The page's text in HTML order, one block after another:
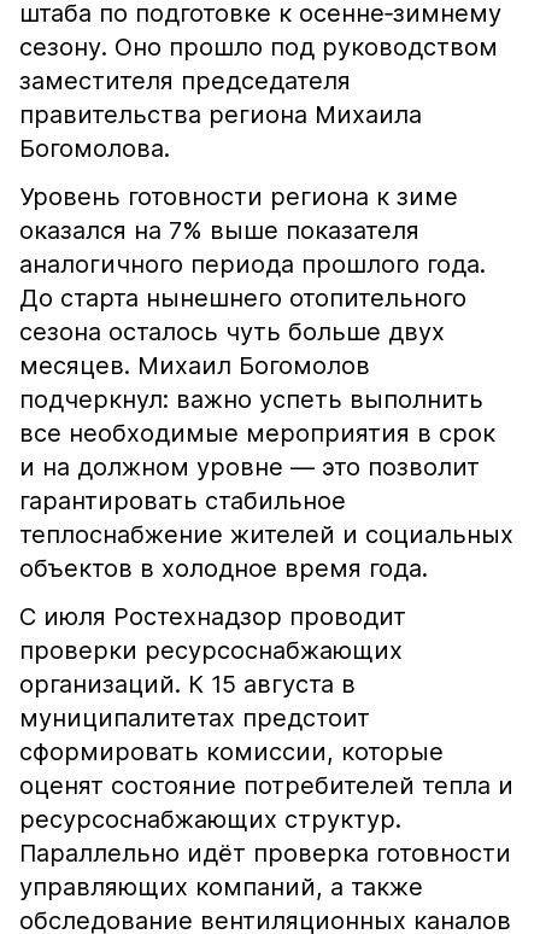
штаба по подготовке к осенне‑зимнему
сезону. Оно прошло под руководством
заместителя председателя
правительства региона Михаила
Богомолова.
Уровень готовности региона к зиме
оказался на 7% выше показателя
аналогичного периода прошлого года.
До старта нынешнего отопительного
сезона осталось чуть больше двух
месяцев. Михаил Богомолов
подчеркнул: важно успеть выполнить
все необходимые мероприятия в срок
и на должном уровне — это позволит
гарантировать стабильное
теплоснабжение жителей и социальных
объектов в холодное время года.
С июля Ростехнадзор проводит
проверки ресурсоснабжающих
организаций. К 15 августа в
муниципалитетах предстоит
сформировать комиссии, которые
оценят состояние потребителей тепла и
ресурсоснабжающих структур.
Параллельно идёт проверка готовности
управляющих компаний, а также
обследование вентиляционных каналов